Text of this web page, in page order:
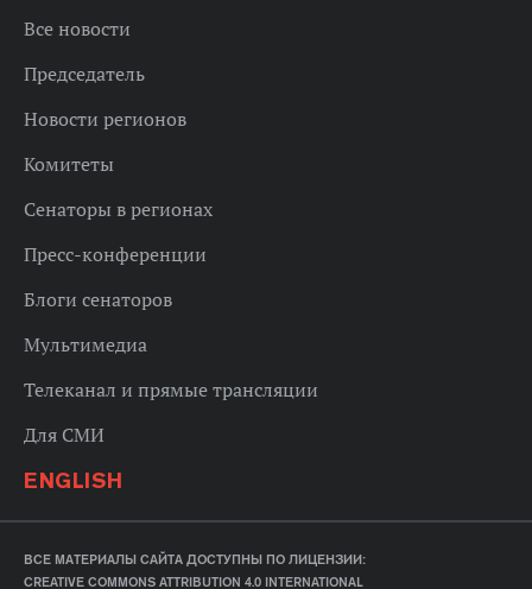
Все новости
Председатель
Новости регионов
Комитеты
Сенаторы в регионах
Пресс-конференции
Блоги сенаторов
Мультимедиа
Телеканал и прямые трансляции
Для СМИ
ENGLISH
ВСЕ МАТЕРИАЛЫ САЙТА ДОСТУПНЫ ПО ЛИЦЕНЗИИ:
CREATIVE COMMONS ATTRIBUTION 4.0 INTERNATIONAL